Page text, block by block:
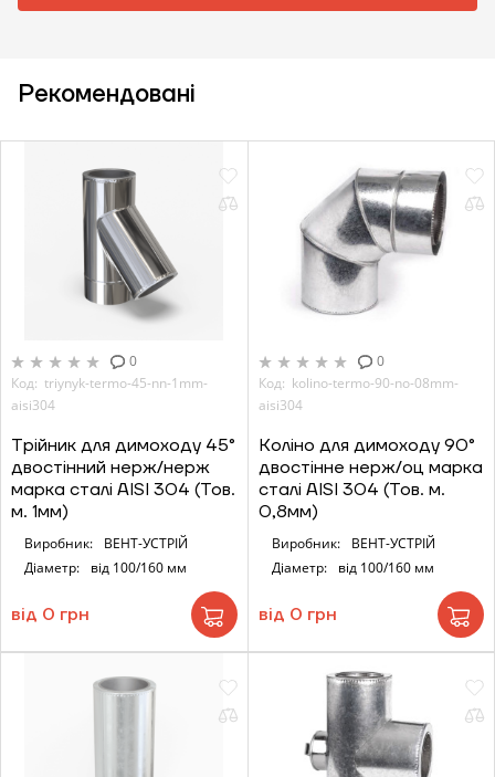
Рекомендовані
0
Код: triynyk-termo-45-nn-1mm-
aisi304
Трійник для димоходу 45°
двостінний нерж/нерж
марка сталі AISI 304 (Тов.
м. 1мм)
Виробник:
ВЕНТ-УСТРІЙ
Діаметр:
від 100/160 мм
від 0 грн
0
Код: kolino-termo-90-no-08mm-
aisi304
Коліно для димоходу 90°
двостінне нерж/оц марка
сталі AISI 304 (Тов. м.
0,8мм)
Виробник:
ВЕНТ-УСТРІЙ
Діаметр:
від 100/160 мм
від 0 грн